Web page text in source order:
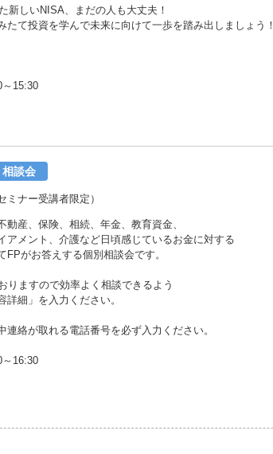
新しいNISA、まだの人も大丈夫！
たて投資を学んで未来に向けて一歩を踏み出しましょう！
～15:30
相談会
ミナー受講者限定）
動産、保険、相続、年金、教育資金、
アメント、介護など日頃感じているお金に対する
FPがお答えする個別相談会です。
りますので効率よく相談できるよう
詳細」を入力ください。
連絡が取れる電話番号を必ず入力ください。
～16:30